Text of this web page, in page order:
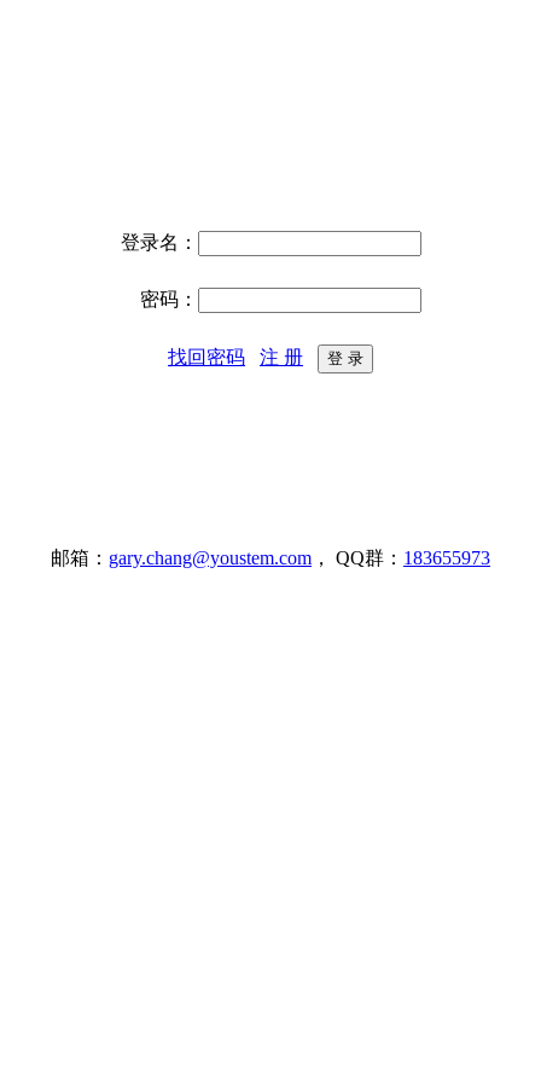
登录名：
密码：
找回密码 注 册
邮箱： gary.chang@youstem.com ， QQ群： 183655973